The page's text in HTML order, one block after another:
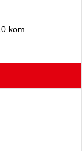
kom